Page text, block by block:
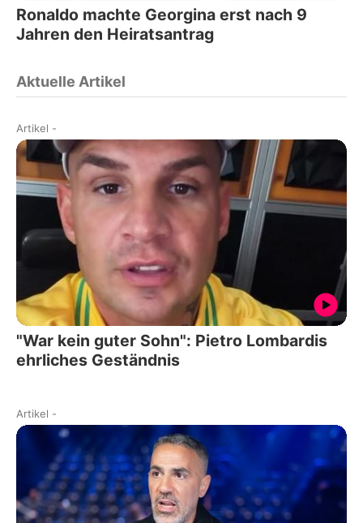
Ronaldo machte Georgina erst nach 9
Jahren den Heiratsantrag
Aktuelle Artikel
Artikel -
"War kein guter Sohn": Pietro Lombardis
ehrliches Geständnis
Artikel -